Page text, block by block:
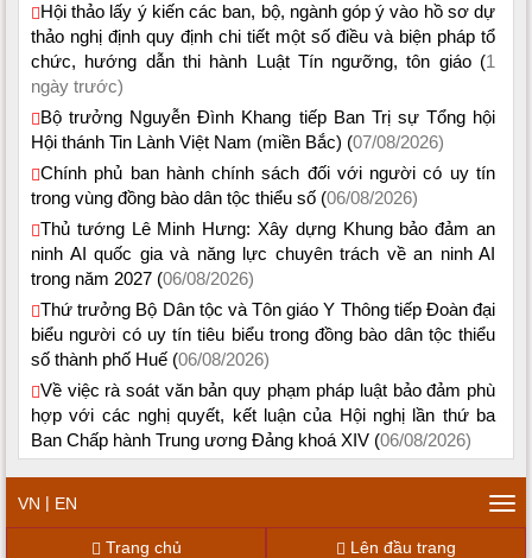
Hội thảo lấy ý kiến các ban, bộ, ngành góp ý vào hồ sơ dự
thảo nghị định quy định chi tiết một số điều và biện pháp tổ
chức, hướng dẫn thi hành Luật Tín ngưỡng, tôn giáo (1
ngày trước)
Bộ trưởng Nguyễn Đình Khang tiếp Ban Trị sự Tổng hội
Hội thánh Tin Lành Việt Nam (miền Bắc) (07/08/2026)
Chính phủ ban hành chính sách đối với người có uy tín
trong vùng đồng bào dân tộc thiểu số (06/08/2026)
Thủ tướng Lê Minh Hưng: Xây dựng Khung bảo đảm an
ninh AI quốc gia và năng lực chuyên trách về an ninh AI
trong năm 2027 (06/08/2026)
Thứ trưởng Bộ Dân tộc và Tôn giáo Y Thông tiếp Đoàn đại
biểu người có uy tín tiêu biểu trong đồng bào dân tộc thiểu
số thành phố Huế (06/08/2026)
Về việc rà soát văn bản quy phạm pháp luật bảo đảm phù
hợp với các nghị quyết, kết luận của Hội nghị lần thứ ba
Ban Chấp hành Trung ương Đảng khoá XIV (06/08/2026)
VN | EN
Trang chủ
Lên đầu trang